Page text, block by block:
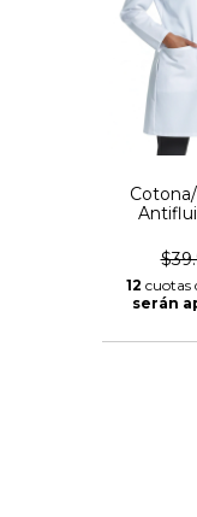
12 cuotas
serán